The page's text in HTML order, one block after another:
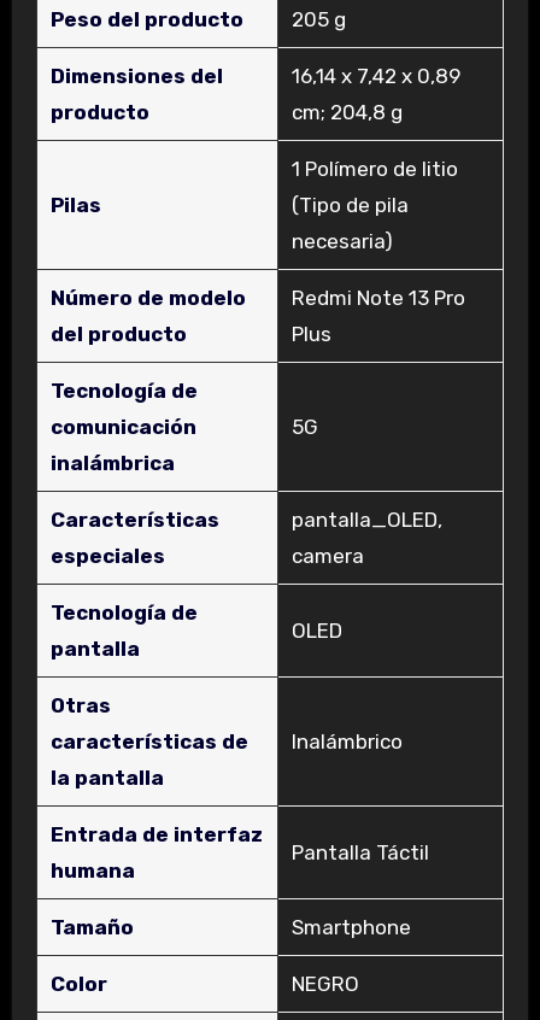
Peso del producto ‎205 g
Dimensiones del
producto
‎16,14 x 7,42 x 0,89
cm; 204,8 g
Pilas
‎1 Polímero de litio
(Tipo de pila
necesaria)
Número de modelo
del producto
‎Redmi Note 13 Pro
Plus
Tecnología de
comunicación
inalámbrica
‎5G
Características
especiales
‎pantalla_OLED,
camera
Tecnología de
pantalla
‎OLED
Otras
características de
la pantalla
‎Inalámbrico
Entrada de interfaz
humana
‎Pantalla Táctil
Tamaño ‎Smartphone
Color ‎NEGRO